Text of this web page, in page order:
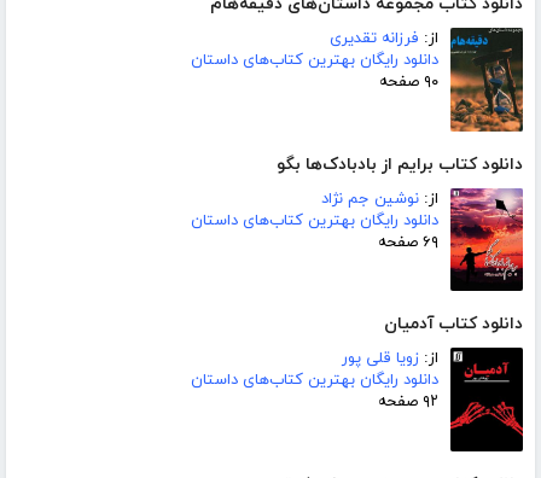
دانلود کتاب مجموعه داستان‌های دقیقه‌هام
از: فرزانه تقدیری
دانلود رایگان بهترین کتاب‌های داستان
۹۰ صفحه
دانلود کتاب برایم از بادبادک‌ها بگو
از: نوشین جم نژاد
دانلود رایگان بهترین کتاب‌های داستان
۶۹ صفحه
دانلود کتاب آدمیان
از: زویا قلی پور
دانلود رایگان بهترین کتاب‌های داستان
۹۲ صفحه